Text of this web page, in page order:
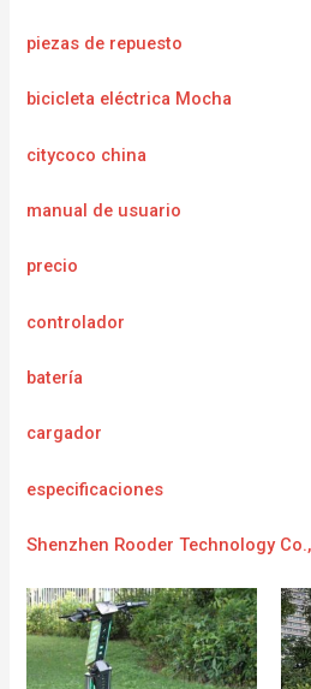
piezas de repuesto
bicicleta eléctrica Mocha
citycoco china
manual de usuario
precio
controlador
batería
cargador
especificaciones
Shenzhen Rooder Technology